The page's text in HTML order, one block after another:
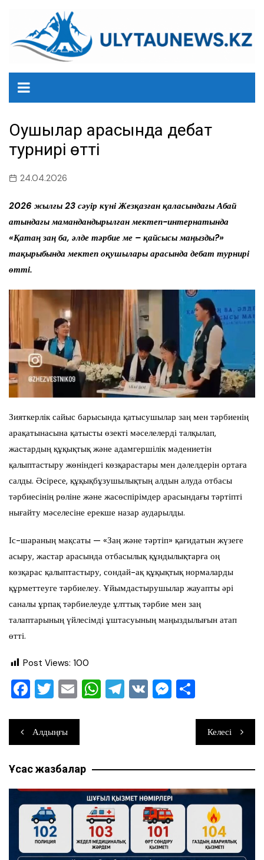
содержанию
Оқушылар арасында дебат
турнирі өтті
24.04.2026
2026 жылғы 23 сәуір күні Жезқазған қаласындағы Абай
атындағы мамандандырылған мектеп-интернатында
«Қатаң заң ба, әлде тәрбие ме – қайсысы маңызды?»
тақырыбында мектеп оқушылары арасында дебат турнирі
өтті.
Зияткерлік сайыс барысында қатысушылар заң мен тәрбиенің
арақатынасына қатысты өзекті мәселелерді талқылап,
жастардың құқықтық және адамгершілік мәдениетін
қалыптастыру жөніндегі көзқарастары мен дәлелдерін ортаға
салды. Әсіресе, құқықбұзушылықтың алдын алуда отбасы
тәрбиесінің рөліне және жасөспірімдер арасындағы тәртіпті
нығайту мәселесіне ерекше назар аударылды.
Іс-шараның мақсаты — «Заң және тәртіп» қағидатын жүзеге
асыру, жастар арасында отбасылық құндылықтарға оң
көзқарас қалыптастыру, сондай-ақ құқықтық нормаларды
құрметтеуге тәрбиелеу. Ұйымдастырушылар жауапты әрі
саналы ұрпақ тәрбиелеуде ұлттық тәрбие мен заң
талаптарының үйлесімді ұштасуының маңыздылығын атап
өтті.
Post Views: 100
F
c
e
b
o
o
k
T
tt
er
E
ai
l
W
A
p
p
T
a
m
V M
n
g
er
ра
ви
ть
Навигация
по
записям
Алдыңғы Келесі
Ұқсас жазбалар